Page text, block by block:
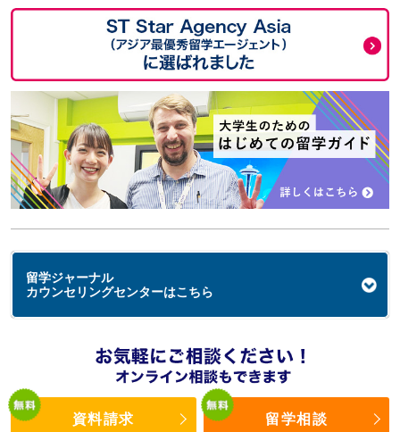
留学ジャーナル
カウンセリングセンターはこちら
資料請求 留学相談